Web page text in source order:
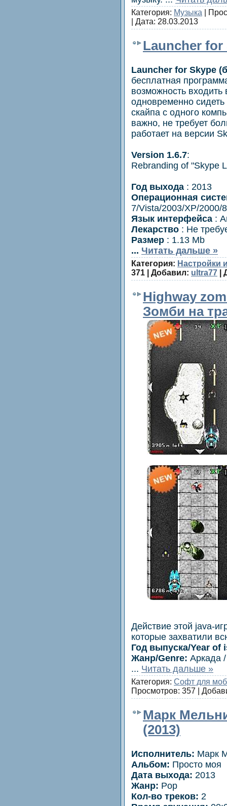
Категория: Музыка |
| Дата: 28.03.2013
Launcher for
Launcher for Skype
бесплатная
возможность
одновременно
скайпа с одного
важно, не требует
работает на версии
Version 1.6.7:
Rebranding of "Skype
Год выхода : 2013
Операционная
7/Vista/2003/XP/2000/8
Язык интерфейса :
Лекарство : Не
Размер : 1.13 Mb
... Читать дальше »
Категория: Настройки
371 | Добавил: ultra77 |
Highway
Зомби на
Действие этой java-
которые захватили
Год выпуска/Year of
Жанр/Genre: Аркада
... Читать дальше »
Категория: Софт для
Просмотров: 357 |
Марк
(2013)
Исполнитель: Марк
Альбом: Просто моя
Дата выхода: 2013
Жанр: Pop
Кол-во треков: 2